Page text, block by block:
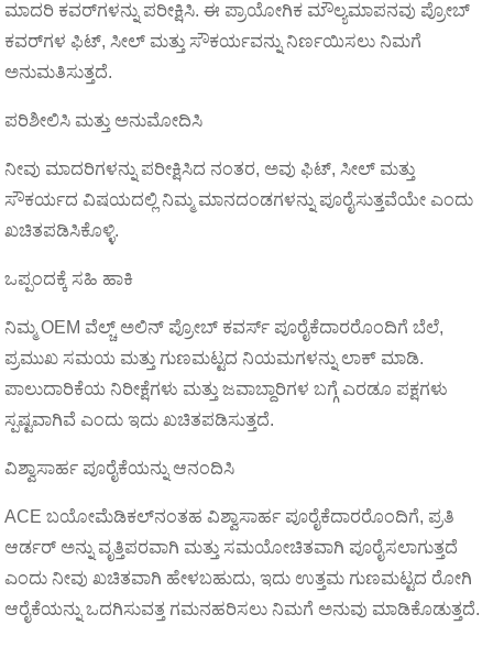
ಮಾದರಿ ಕವರ್‌ಗಳನ್ನು ಪರೀಕ್ಷಿಸಿ. ಈ ಪ್ರಾಯೋಗಿಕ ಮೌಲ್ಯಮಾಪನವು ಪ್ರೋಬ್
ಕವರ್‌ಗಳ ಫಿಟ್, ಸೀಲ್ ಮತ್ತು ಸೌಕರ್ಯವನ್ನು ನಿರ್ಣಯಿಸಲು ನಿಮಗೆ
ಅನುಮತಿಸುತ್ತದೆ.
ಪರಿಶೀಲಿಸಿ ಮತ್ತು ಅನುಮೋದಿಸಿ
ನೀವು ಮಾದರಿಗಳನ್ನು ಪರೀಕ್ಷಿಸಿದ ನಂತರ, ಅವು ಫಿಟ್, ಸೀಲ್ ಮತ್ತು
ಸೌಕರ್ಯದ ವಿಷಯದಲ್ಲಿ ನಿಮ್ಮ ಮಾನದಂಡಗಳನ್ನು ಪೂರೈಸುತ್ತವೆಯೇ ಎಂದು
ಖಚಿತಪಡಿಸಿಕೊಳ್ಳಿ.
ಒಪ್ಪಂದಕ್ಕೆ ಸಹಿ ಹಾಕಿ
ನಿಮ್ಮ OEM ವೆಲ್ಚ್ ಅಲಿನ್ ಪ್ರೋಬ್ ಕವರ್ಸ್ ಪೂರೈಕೆದಾರರೊಂದಿಗೆ ಬೆಲೆ,
ಪ್ರಮುಖ ಸಮಯ ಮತ್ತು ಗುಣಮಟ್ಟದ ನಿಯಮಗಳನ್ನು ಲಾಕ್ ಮಾಡಿ.
ಪಾಲುದಾರಿಕೆಯ ನಿರೀಕ್ಷೆಗಳು ಮತ್ತು ಜವಾಬ್ದಾರಿಗಳ ಬಗ್ಗೆ ಎರಡೂ ಪಕ್ಷಗಳು
ಸ್ಪಷ್ಟವಾಗಿವೆ ಎಂದು ಇದು ಖಚಿತಪಡಿಸುತ್ತದೆ.
ವಿಶ್ವಾಸಾರ್ಹ ಪೂರೈಕೆಯನ್ನು ಆನಂದಿಸಿ
ACE ಬಯೋಮೆಡಿಕಲ್‌ನಂತಹ ವಿಶ್ವಾಸಾರ್ಹ ಪೂರೈಕೆದಾರರೊಂದಿಗೆ, ಪ್ರತಿ
ಆರ್ಡರ್ ಅನ್ನು ವೃತ್ತಿಪರವಾಗಿ ಮತ್ತು ಸಮಯೋಚಿತವಾಗಿ ಪೂರೈಸಲಾಗುತ್ತದೆ
ಎಂದು ನೀವು ಖಚಿತವಾಗಿ ಹೇಳಬಹುದು, ಇದು ಉತ್ತಮ ಗುಣಮಟ್ಟದ ರೋಗಿ
ಆರೈಕೆಯನ್ನು ಒದಗಿಸುವತ್ತ ಗಮನಹರಿಸಲು ನಿಮಗೆ ಅನುವು ಮಾಡಿಕೊಡುತ್ತದೆ.